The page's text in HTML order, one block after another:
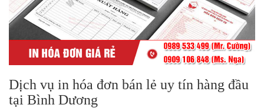
Dịch vụ in hóa đơn bán lẻ uy tín hàng đầu
tại Bình Dương